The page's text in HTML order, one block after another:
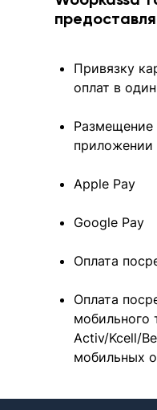
Привязку
оплат в
Размещение
приложении
Apple Pay
Google Pay
Оплата
Оплата
мобильного
Activ/Kcell/
мобильных